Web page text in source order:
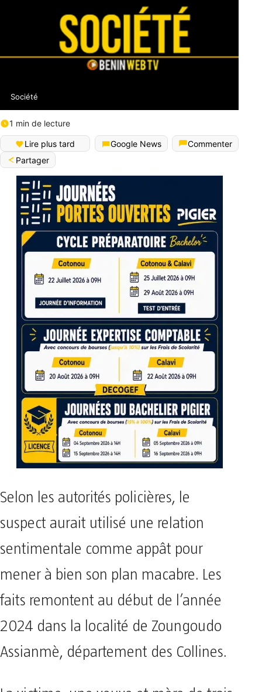
Société
1 min de lecture
Lire plus tard Google News
Commenter
Partager
Selon les autorités policières, le
suspect aurait utilisé une relation
sentimentale comme appât pour
mener à bien son plan macabre. Les
faits remontent au début de l’année
2024 dans la localité de Zoungoudo
Assianmè, département des Collines.